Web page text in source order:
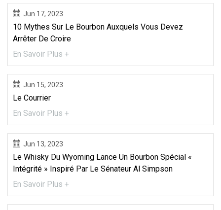
Jun 17, 2023
10 Mythes Sur Le Bourbon Auxquels Vous Devez
Arrêter De Croire
En Savoir Plus +
Jun 15, 2023
Le Courrier
En Savoir Plus +
Jun 13, 2023
Le Whisky Du Wyoming Lance Un Bourbon Spécial «
Intégrité » Inspiré Par Le Sénateur Al Simpson
En Savoir Plus +